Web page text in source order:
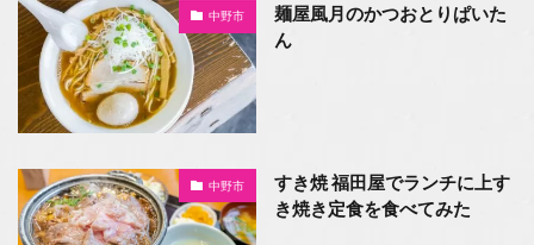
中野市
麺屋風月のかつおとりぱいた
ん
中野市
すき焼 福田屋でランチに上す
き焼き定食を食べてみた